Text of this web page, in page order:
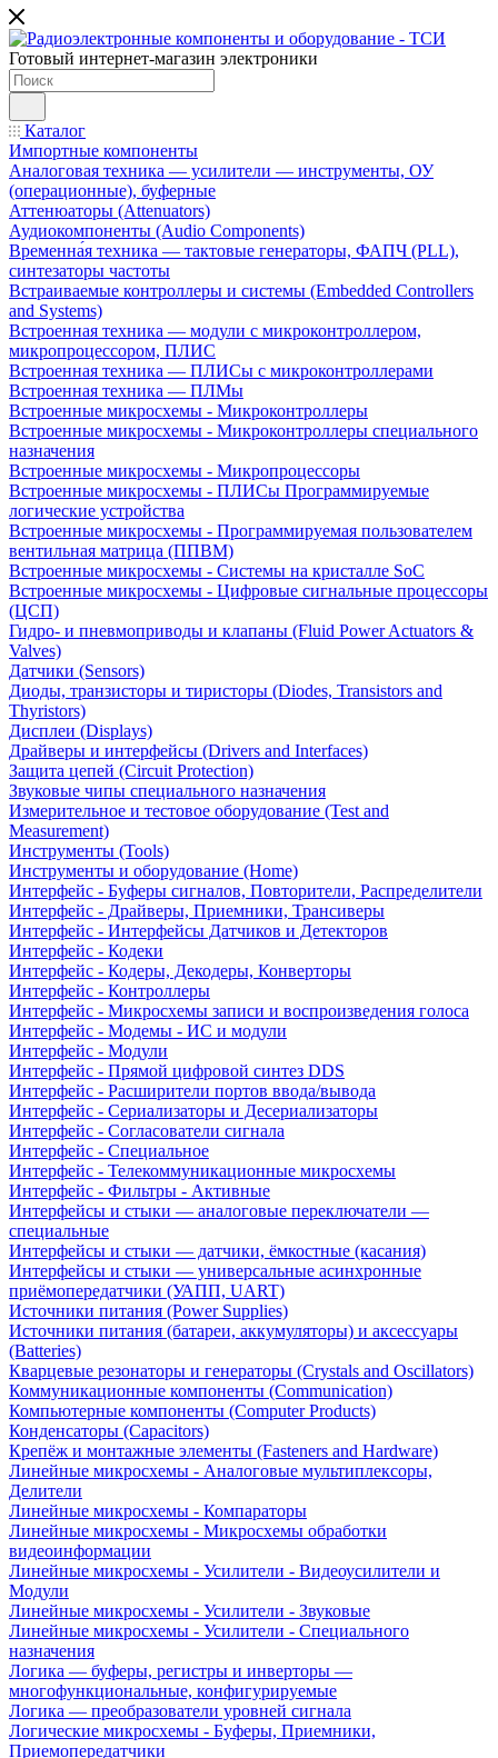
Готовый интернет-магазин электроники
Каталог
Импортные компоненты
Аналоговая техника — усилители — инструменты, ОУ
(операционные), буферные
Аттенюаторы (Attenuators)
Аудиокомпоненты (Audio Components)
Временна́я техника — тактовые генераторы, ФАПЧ (PLL),
синтезаторы частоты
Встраиваемые контроллеры и системы (Embedded Controllers
and Systems)
Встроенная техника — модули с микроконтроллером,
микропроцессором, ПЛИС
Встроенная техника — ПЛИСы с микроконтроллерами
Встроенная техника — ПЛМы
Встроенные микросхемы - Микроконтроллеры
Встроенные микросхемы - Микроконтроллеры специального
назначения
Встроенные микросхемы - Микропроцессоры
Встроенные микросхемы - ПЛИСы Программируемые
логические устройства
Встроенные микросхемы - Программируемая пользователем
вентильная матрица (ППВМ)
Встроенные микросхемы - Системы на кристалле SoC
Встроенные микросхемы - Цифровые сигнальные процессоры
(ЦСП)
Гидро- и пневмоприводы и клапаны (Fluid Power Actuators &
Valves)
Датчики (Sensors)
Диоды, транзисторы и тиристоры (Diodes, Transistors and
Thyristors)
Дисплеи (Displays)
Драйверы и интерфейсы (Drivers and Interfaces)
Защита цепей (Circuit Protection)
Звуковые чипы специального назначения
Измерительное и тестовое оборудование (Test and
Measurement)
Инструменты (Tools)
Инструменты и оборудование (Home)
Интерфейс - Буферы сигналов, Повторители, Распределители
Интерфейс - Драйверы, Приемники, Трансиверы
Интерфейс - Интерфейсы Датчиков и Детекторов
Интерфейс - Кодеки
Интерфейс - Кодеры, Декодеры, Конверторы
Интерфейс - Контроллеры
Интерфейс - Микросхемы записи и воспроизведения голоса
Интерфейс - Модемы - ИС и модули
Интерфейс - Модули
Интерфейс - Прямой цифровой синтез DDS
Интерфейс - Расширители портов ввода/вывода
Интерфейс - Сериализаторы и Десериализаторы
Интерфейс - Согласователи сигнала
Интерфейс - Специальное
Интерфейс - Телекоммуникационные микросхемы
Интерфейс - Фильтры - Активные
Интерфейсы и стыки — аналоговые переключатели —
специальные
Интерфейсы и стыки — датчики, ёмкостные (касания)
Интерфейсы и стыки — универсальные асинхронные
приёмопередатчики (УАПП, UART)
Источники питания (Power Supplies)
Источники питания (батареи, аккумуляторы) и аксессуары
(Batteries)
Кварцевые резонаторы и генераторы (Crystals and Oscillators)
Коммуникационные компоненты (Communication)
Компьютерные компоненты (Computer Products)
Конденсаторы (Capacitors)
Крепёж и монтажные элементы (Fasteners and Hardware)
Линейные микросхемы - Аналоговые мультиплексоры,
Делители
Линейные микросхемы - Компараторы
Линейные микросхемы - Микросхемы обработки
видеоинформации
Линейные микросхемы - Усилители - Видеоусилители и
Модули
Линейные микросхемы - Усилители - Звуковые
Линейные микросхемы - Усилители - Специального
назначения
Логика — буферы, регистры и инверторы —
многофункциональные, конфигурируемые
Логика — преобразователи уровней сигнала
Логические микросхемы - Буферы, Приемники,
Приемопередатчики